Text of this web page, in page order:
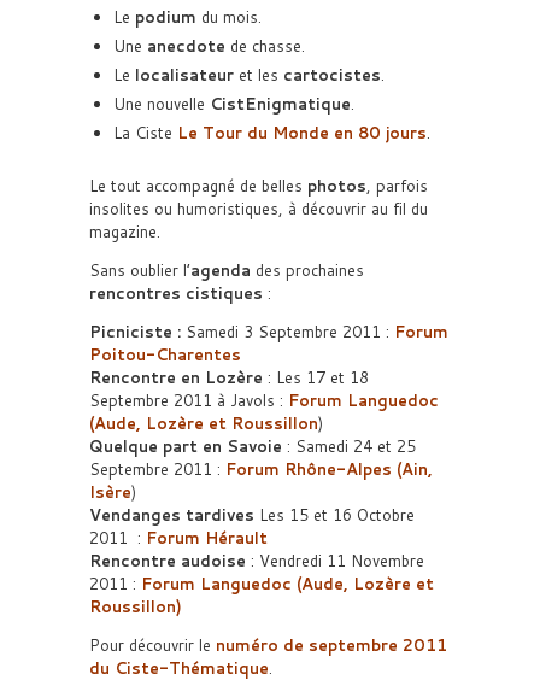
Le podium du mois.
Une anecdote de chasse.
Le localisateur et les cartocistes.
Une nouvelle CistEnigmatique.
La Ciste Le Tour du Monde en 80 jours.
Le tout accompagné de belles photos, parfois
insolites ou humoristiques, à découvrir au fil du
magazine.
Sans oublier l’agenda des prochaines
rencontres cistiques :
Picniciste : Samedi 3 Septembre 2011 : Forum
Poitou-Charentes
Rencontre en Lozère : Les 17 et 18
Septembre 2011 à Javols : Forum Languedoc
(Aude, Lozère et Roussillon)
Quelque part en Savoie : Samedi 24 et 25
Septembre 2011 : Forum Rhône-Alpes (Ain,
Isère)
Vendanges tardives Les 15 et 16 Octobre
2011 : Forum Hérault
Rencontre audoise : Vendredi 11 Novembre
2011 : Forum Languedoc (Aude, Lozère et
Roussillon)
Pour découvrir le numéro de septembre 2011
du Ciste-Thématique.